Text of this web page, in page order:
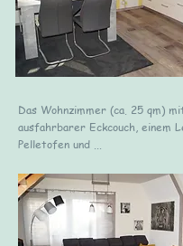
Das Wohnzimmer (ca. 25 qm)
ausfahrbarer Eckcouch, einem
Pelletofen und ...